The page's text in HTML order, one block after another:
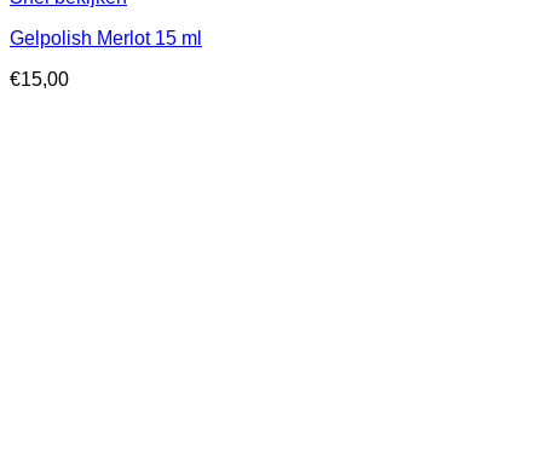
Gelpolish Merlot 15 ml
€15,00